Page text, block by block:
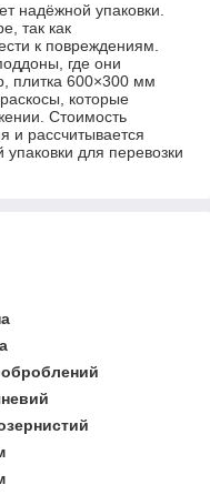
надёжной упаковки.
так как
к повреждениям.
где они
плитка 600×300 мм
которые
Стоимость
и рассчитывается
для перевозки